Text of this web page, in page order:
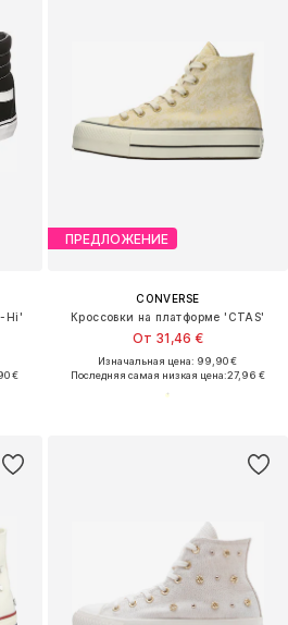
Hi'
€
ПРЕДЛОЖЕНИЕ
CONVERSE
Кроссовки на платформе 'CTAS'
От 31,46 €
Изначальная цена: 99,90 €
Последняя самая низкая цена:27,96 €